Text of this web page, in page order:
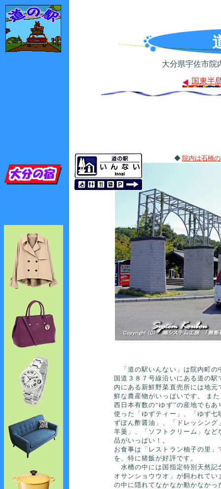
大分県宇佐市院
国東半
◆ 院内は石橋
「道の駅いんない」は院内町の
国道３８７号線沿いにある道の駅
内にある新鮮野菜直売所には地元
鮮な農産物がいっぱいです。 ま
西日本有数の“ゆず”の産地でもあ
使った「ゆずティー」、「ゆず七
ずぽん酢醤油」、「ドレッシング
羊羹」、「ソフトクリーム」など
品がいっぱい！。
お食事は「レストラン柚子の里」
を、特に猪飯が好評です。
水槽の中には国指定特別天然記
オサンショウウオ」が飼われてい
の中に隠れてなかなか動かなかっ